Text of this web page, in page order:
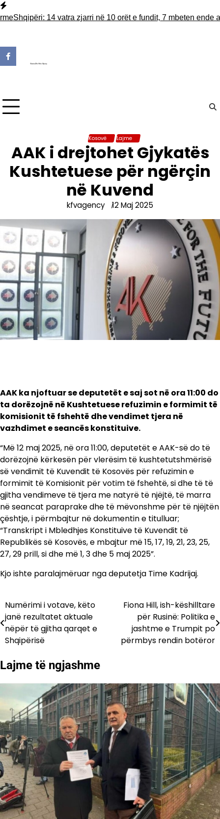
Skip
to
14 vatra zjarri në 10 orët e fundit, 7 mbeten ende aktive
Kosovë Lajme
AAK i drejtohet Gjykatës
Kushtetuese për ngërçin
në Kuvend
kfvagency 12 Maj 2025
AAK ka njoftuar se deputetët e saj sot në ora 11:00 do
ta dorëzojnë në Kushtetuese refuzimin e formimit të
komisionit të fshehtë dhe vendimet tjera në
vazhdimet e seancës konstituive.
“Më 12 maj 2025, në ora 11:00, deputetët e AAK-së do të
dorëzojnë kërkesën për vlerësim të kushtetutshmërisë
së vendimit të Kuvendit të Kosovës për refuzimin e
formimit të Komisionit për votim të fshehtë, si dhe të të
gjitha vendimeve të tjera me natyrë të njëjtë, të marra
në seancat paraprake dhe të mëvonshme për të njëjtën
çështje, i përmbajtur në dokumentin e titulluar;
“Transkript i Mbledhjes Konstituive të Kuvendit të
Republikës së Kosovës, e mbajtur më 15, 17, 19, 21, 23, 25,
27, 29 prill, si dhe më 1, 3 dhe 5 maj 2025”.
Kjo ishte paralajmëruar nga deputetja Time Kadrijaj.
Lëvizje
te
postimet
Numërimi i votave, këto
janë rezultatet aktuale
nëpër të gjitha qarqet e
Shqipërisë
Fiona Hill, ish-këshilltare
për Rusinë: Politika e
jashtme e Trumpit po
përmbys rendin botëror
Lajme të ngjashme